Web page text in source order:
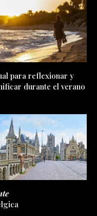
para reflexionar y
durante el verano